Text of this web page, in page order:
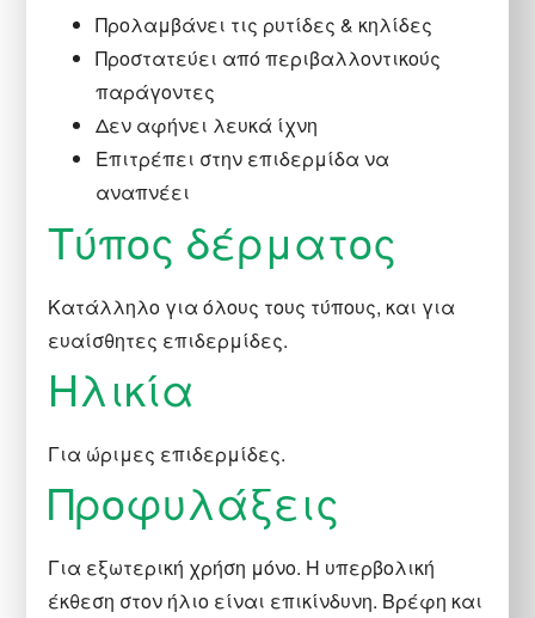
Προλαμβάνει τις ρυτίδες & κηλίδες
Προστατεύει από περιβαλλοντικούς
παράγοντες
Δεν αφήνει λευκά ίχνη
Επιτρέπει στην επιδερμίδα να
αναπνέει
Τύπος δέρματος
Κατάλληλο για όλους τους τύπους, και για
ευαίσθητες επιδερμίδες.
Hλικία
Για ώριμες επιδερμίδες.
Προφυλάξεις
Για εξωτερική χρήση μόνο. Η υπερβολική
έκθεση στον ήλιο είναι επικίνδυνη. Βρέφη και